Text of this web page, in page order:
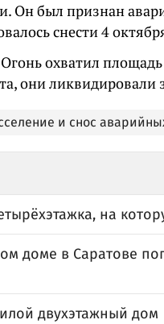
Он был признан
снести 4
охватил
они ликвидировали
и снос
на
доме в Саратове
двухэтажный дом